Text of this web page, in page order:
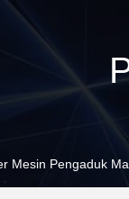
Mesin Pengaduk